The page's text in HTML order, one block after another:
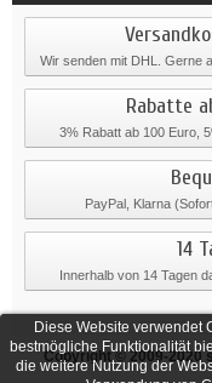
Diese Website verwendet
bestmögliche Funktionalität
die weitere Nutzung der
Wir senden mit DHL. Gerne
Rabatte
3% Rabatt ab 100 Euro,
PayPal, Klarna
14
Innerhalb von 14 Tagen
Copyright © 2009-2020